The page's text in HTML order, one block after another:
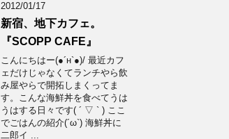
2012/01/17
新宿、地下カフェ。
『SCOPP CAFE』
こんにちはー(●´н`●)/ 最近カフ
ェだけじゃなくてランチやら飲
み屋やらで開拓しまくってま
す。こんな海鮮丼を食べてうは
うはする日々です( ´ ▽ ` ) ここ
でごはんの紹介(´ω`) 海鮮丼に
二郎イ ...